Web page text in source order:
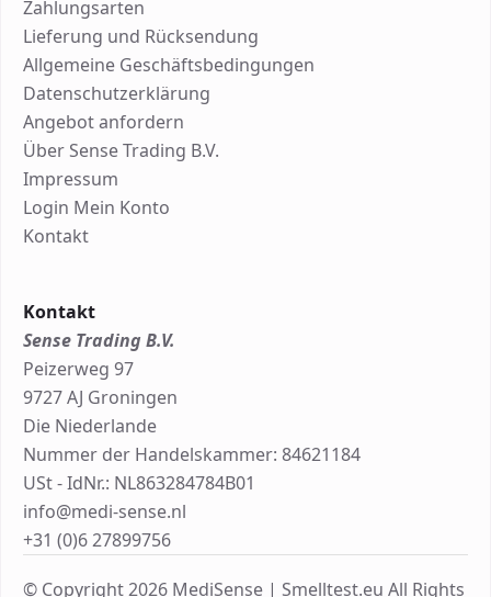
Zahlungsarten
Lieferung und Rücksendung
Allgemeine Geschäftsbedingungen
Datenschutzerklärung
Angebot anfordern
Über Sense Trading B.V.
Impressum
Login Mein Konto
Kontakt
Kontakt
Sense Trading B.V.
Peizerweg 97
9727 AJ Groningen
Die Niederlande
Nummer der Handelskammer: 84621184
USt - IdNr.: NL863284784B01
info@medi-sense.nl
+31 (0)6 27899756
© Copyright 2026 MediSense | Smelltest.eu All Rights